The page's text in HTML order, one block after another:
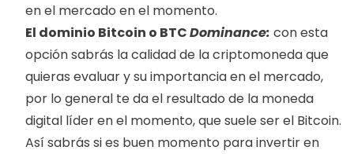
en el mercado en el momento.
El dominio Bitcoin o BTC Dominance: con esta
opción sabrás la calidad de la criptomoneda que
quieras evaluar y su importancia en el mercado,
por lo general te da el resultado de la moneda
digital líder en el momento, que suele ser el Bitcoin.
Así sabrás si es buen momento para invertir en